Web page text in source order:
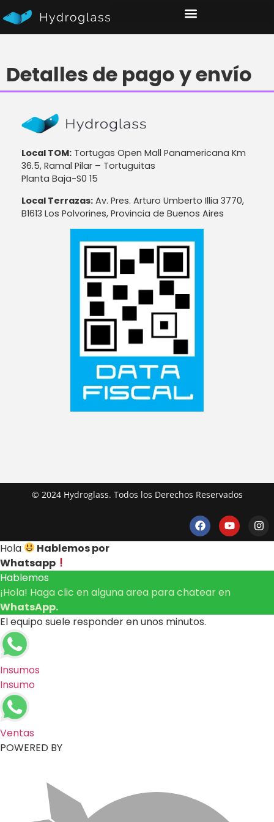
Detalles de pago y envío
Local TOM: Tortugas Open Mall Panamericana Km
36.5, Ramal Pilar – Tortuguitas
Planta Baja-S0 15
Local Terrazas: Av. Pres. Arturo Umberto Illia 3770,
B1613 Los Polvorines, Provincia de Buenos Aires
© 2024 Hydroglass. Todos los Derechos Reservados
Hola
Hablemos por
Whatsapp
Hablemos
¡Hola! Haga clic en alguna area para chatear en
WhatsApp.
El equipo suele responder en unos minutos.
Insumos
Insumo
Ventas
POWERED BY